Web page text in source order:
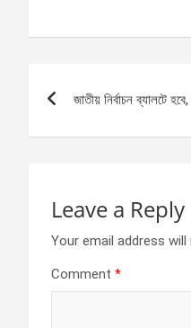
ce
o
se
g
at
A
navigation
জাতীয় নির্বাচন ব্যালটে
Leave a Reply
Your email address will
Comment *